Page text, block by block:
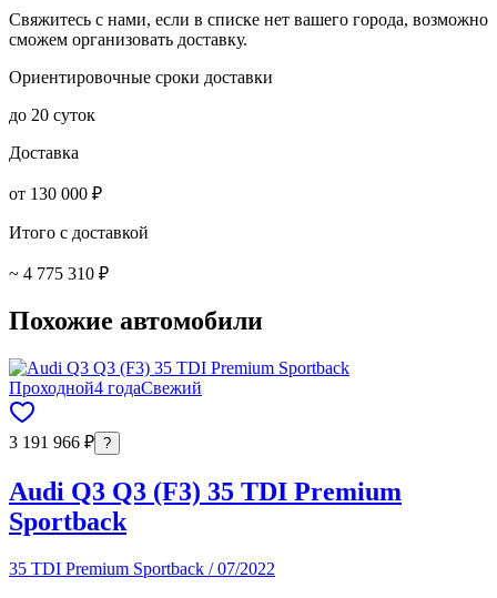
Свяжитесь с нами, если в списке нет вашего города, возможно
сможем организовать доставку.
Ориентировочные сроки доставки
до 20 суток
Доставка
от 130 000 ₽
Итого с доставкой
~ 4 775 310 ₽
Похожие автомобили
Проходной4 годаСвежий
3 191 966 ₽ ?
Audi Q3 Q3 (F3) 35 TDI Premium
Sportback
35 TDI Premium Sportback / 07/2022